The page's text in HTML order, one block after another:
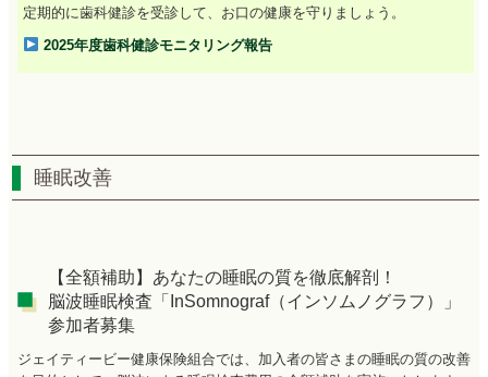
定期的に歯科健診を受診して、お口の健康を守りましょう。
2025年度歯科健診モニタリング報告
睡眠改善
【全額補助】あなたの睡眠の質を徹底解剖！
脳波睡眠検査「InSomnograf（インソムノグラフ）」
参加者募集
ジェイティービー健康保険組合では、加入者の皆さまの睡眠の質の改善